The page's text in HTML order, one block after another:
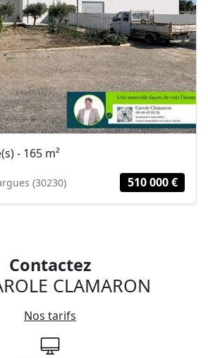
- 165 m²
(30230) 510 000 €
Contactez
CLAMARON
Nos tarifs